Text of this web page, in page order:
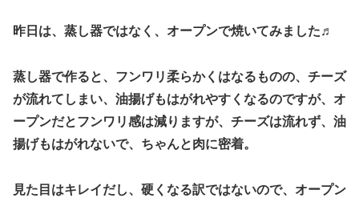
昨日は、蒸し器ではなく、オープンで焼いてみました♬
蒸し器で作ると、フンワリ柔らかくはなるものの、チーズ
が流れてしまい、油揚げもはがれやすくなるのですが、オ
ープンだとフンワリ感は減りますが、チーズは流れず、油
揚げもはがれないで、ちゃんと肉に密着。
見た目はキレイだし、硬くなる訳ではないので、オープン